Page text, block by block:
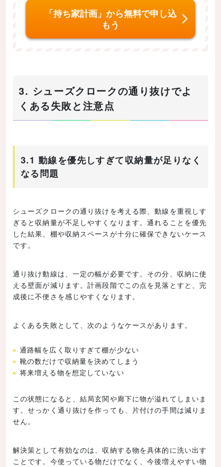
「持ち家計画」から無料で申し込
もう
3. シューズクロークの通り抜けでよ
くある失敗と注意点
3.1 動線を優先しすぎて収納量が足りなく
なる問題
シューズクロークの通り抜けを考える際、動線を重視しす
ぎると収納量が不足しやすくなります。通れることを優先
した結果、棚や収納スペースが十分に確保できないケース
です。
通り抜け動線は、一定の幅が必要です。その分、収納に使
える壁面が減ります。計画段階でこの点を見落とすと、完
成後に不便さを感じやすくなります。
よくある失敗として、次のようなケースがあります。
通路幅を広く取りすぎて棚が少ない
靴の数だけで収納量を決めてしまう
将来増える物を想定していない
この状態になると、結局玄関や廊下に物が溢れてしまいま
す。せっかく通り抜けを作っても、片付けの手間は減りま
せん。
解決策として有効なのは、収納する物を具体的に洗い出す
ことです。今使っている物だけでなく、今後増えやすい物